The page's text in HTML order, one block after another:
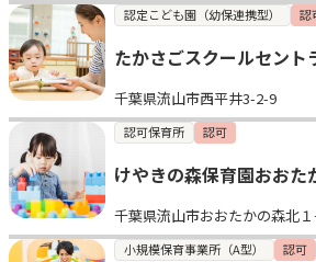
認定こども園（幼保連携型） 認
たかさごスクールセント
千葉県流山市西平井3-2-9
認可保育所 認可
けやきの森保育園おおた
千葉県流山市おおたかの森北
小規模保育事業所（A型） 認可